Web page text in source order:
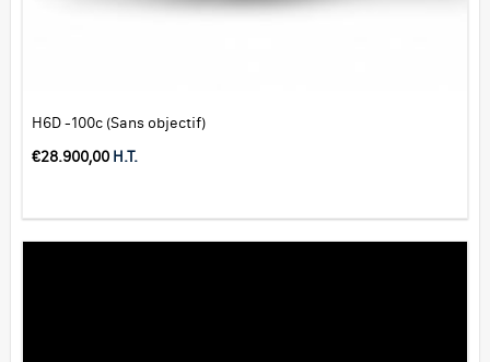
H6D -100c (Sans objectif)
€28.900,00 H.T.